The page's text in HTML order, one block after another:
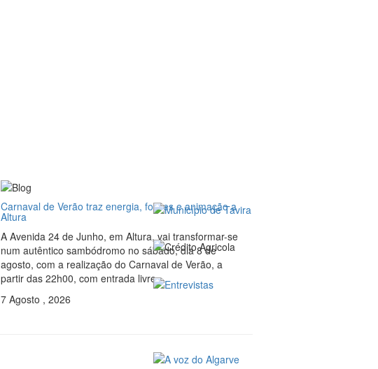
Carnaval de Verão traz energia, foliões e animação a
Altura
A Avenida 24 de Junho, em Altura, vai transformar-se
num autêntico sambódromo no sábado, dia 8 de
agosto, com a realização do Carnaval de Verão, a
partir das 22h00, com entrada livre.
7 Agosto , 2026